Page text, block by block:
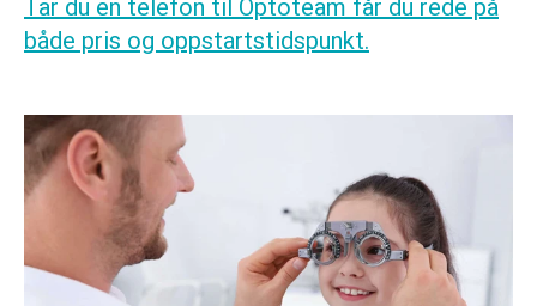
Tar du en telefon til Optoteam får du rede på
både pris og oppstartstidspunkt.